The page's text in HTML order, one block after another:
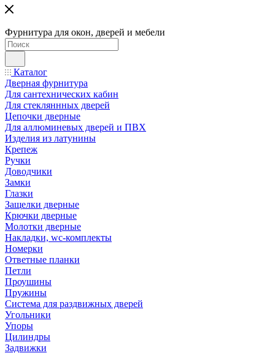
Фурнитура для окон, дверей и мебели
Каталог
Дверная фурнитура
Для сантехнических кабин
Для стекляннных дверей
Цепочки дверные
Для аллюминевых дверей и ПВХ
Изделия из латунины
Крепеж
Ручки
Доводчики
Замки
Глазки
Защелки дверные
Крючки дверные
Молотки дверные
Накладки, wc-комплекты
Номерки
Ответные планки
Петли
Проушины
Пружины
Система для раздвижных дверей
Угольники
Упоры
Цилиндры
Задвижки